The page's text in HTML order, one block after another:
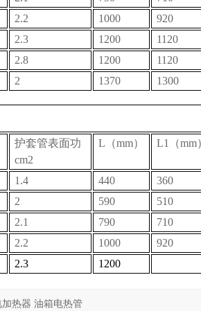
2.2 1000
920
2.3 1200
1120
2.8 1200
1120
2 1370 1300
护套管表面功
cm2
L（mm） L1（mm
1.4 440
360
2 590
510
2.1 790
710
2.2 1000
920
2.3 1200